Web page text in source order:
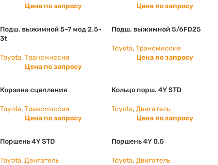
Цена по запросу
Цена по запросу
Подш. выжимной 5-7 мод 2.5-
3t
Toyota,Трансмиссия
Цена по запросу
Подш. выжимной 5/6FD25
Toyota,Трансмиссия
Цена по запросу
Корзина сцепления
Toyota,Трансмиссия
Цена по запросу
Кольцо порш. 4Y STD
Toyota,Двигатель
Цена по запросу
Поршень 4Y STD
Toyota,Двигатель
Поршень 4Y 0,5
Toyota,Двигатель